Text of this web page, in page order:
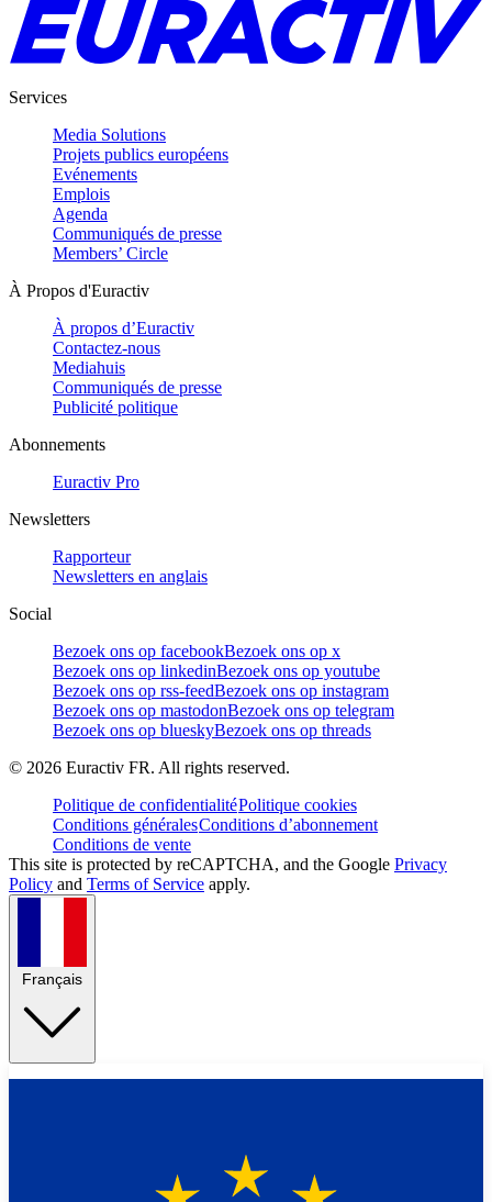
Services
Media Solutions
Projets publics européens
Evénements
Emplois
Agenda
Communiqués de presse
Members’ Circle
À Propos d'Euractiv
À propos d’Euractiv
Contactez-nous
Mediahuis
Communiqués de presse
Publicité politique
Abonnements
Euractiv Pro
Newsletters
Rapporteur
Newsletters en anglais
Social
Bezoek ons op facebookBezoek ons op x
Bezoek ons op linkedinBezoek ons op youtube
Bezoek ons op rss-feedBezoek ons op instagram
Bezoek ons op mastodonBezoek ons op telegram
Bezoek ons op blueskyBezoek ons op threads
© 2026 Euractiv FR. All rights reserved.
Politique de confidentialitéPolitique cookies
Conditions généralesConditions d’abonnement
Conditions de vente
This site is protected by reCAPTCHA, and the Google Privacy
Policy and Terms of Service apply.
Français